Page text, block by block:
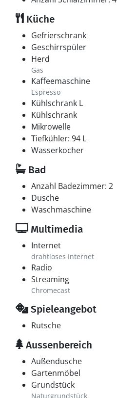
Küche
Gefrierschrank
Geschirrspüler
Herd
Gas
Kaffeemaschine
Espresso
Kühlschrank L
Kühlschrank
Mikrowelle
Tiefkühler: 94 L
Wasserkocher
Bad
Anzahl Badezimmer: 2
Dusche
Waschmaschine
Multimedia
Internet
drahtloses Internet
Radio
Streaming
Chromecast
Spieleangebot
Rutsche
Aussenbereich
Außendusche
Gartenmöbel
Grundstück
Naturgrundstück